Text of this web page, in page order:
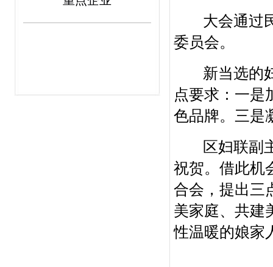
大会通过民
委员会。
新当选的妇
点要求：一是
色品牌。三是
区妇联副主
祝贺。借此机
合会，提出三
美家庭、共建
性温暖的娘家